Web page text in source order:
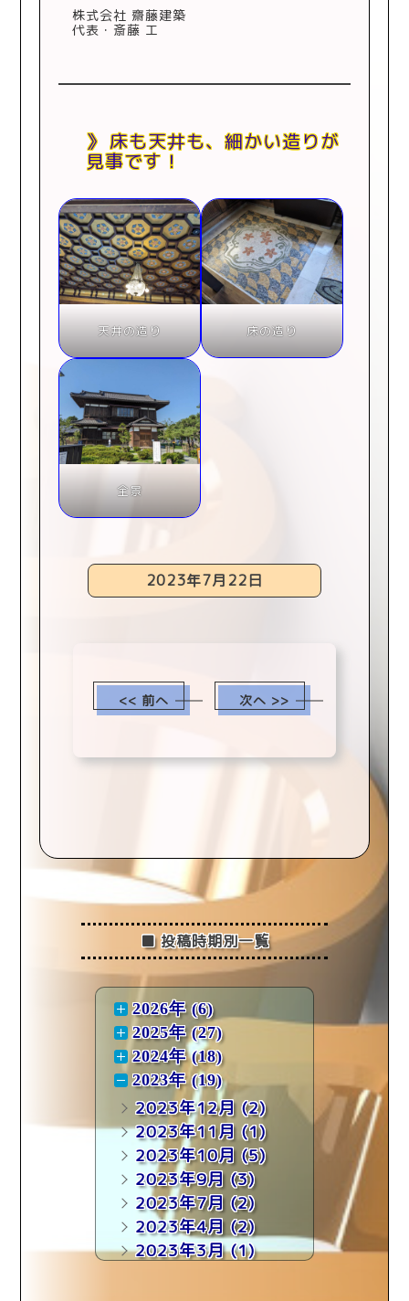
株式会社 齋藤建築
代表・斎藤 工
床も天井も、細かい造りが
見事です！
天井の造り 床の造り
全景
2023年7月22日
<< 前へ 次へ >>
■ 投稿時期別一覧
2026年 (6)
2025年 (27)
2024年 (18)
2023年 (19)
2023年12月(2)
2023年11月(1)
2023年10月(5)
2023年9月(3)
2023年7月(2)
2023年4月 (2)
2023年3月(1)